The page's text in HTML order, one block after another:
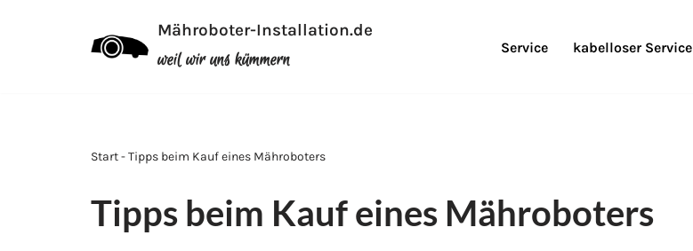
Mähroboter-Installation.de
weil wir uns kümmern
Service kabelloser Service
Start - Tipps beim Kauf eines Mähroboters
Tipps beim Kauf eines Mähroboters